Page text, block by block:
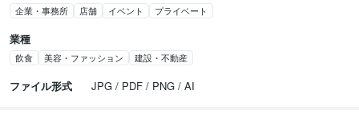
企業・事務所 店舗 イベント プライベート
業種
飲食 美容・ファッション 建設・不動産
ファイル形式 JPG / PDF / PNG / AI